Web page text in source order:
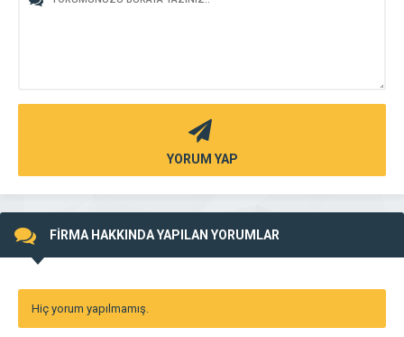
YORUM YAP
FİRMA HAKKINDA YAPILAN YORUMLAR
Hiç yorum yapılmamış.